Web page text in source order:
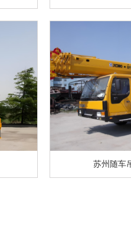
苏州随车